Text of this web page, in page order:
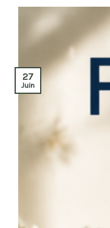
27
Juin